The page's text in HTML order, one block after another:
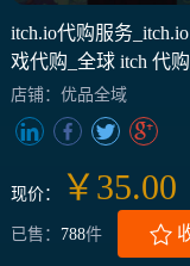
itch.io代购服务
戏代购_全球 itch 代购
店铺：优品全域
现价： ￥35.00
已售： 788件